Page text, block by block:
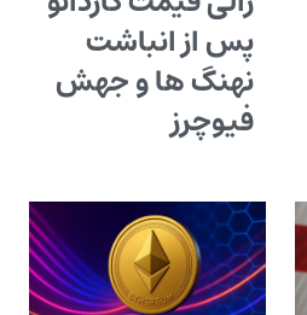
پس از انباشت
نهنگ ها و جهش
فیوچرز